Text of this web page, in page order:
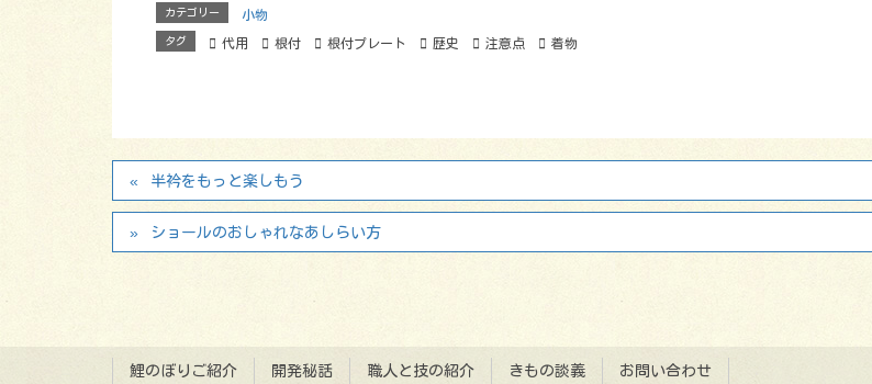
カテゴリー 小物
タグ 代用 根付 根付プレート 歴史 注意点 着物
半衿をもっと楽しもう
ショールのおしゃれなあしらい方
鯉のぼりご紹介 開発秘話 職人と技の紹介 きもの談義 お問い合わせ